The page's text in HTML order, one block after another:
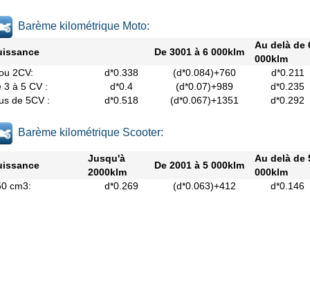
Barème kilométrique Moto:
De 3001 à 6 000klm
Au delà de
000klm
2CV:
d*0.338 (d*0.084)+760
d*0.211
3 à 5 CV :
d*0.4 (d*0.07)+989
d*0.235
de 5CV :
d*0.518 (d*0.067)+1351 d*0.292
Barème kilométrique Scooter:
Jusqu'à
2000klm
De 2001 à 5 000klm
Au delà de
000klm
cm3:
d*0.269 (d*0.063)+412 d*0.146